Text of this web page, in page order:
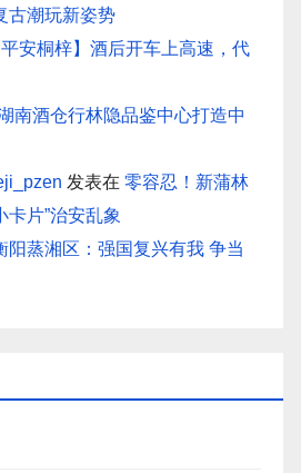
古潮玩新姿势
平安桐梓】酒后开车上高速，代
南酒仓行林隐品鉴中心打造中
发表在 零容忍！新蒲林
卡片”治安乱象
阳蒸湘区：强国复兴有我 争当